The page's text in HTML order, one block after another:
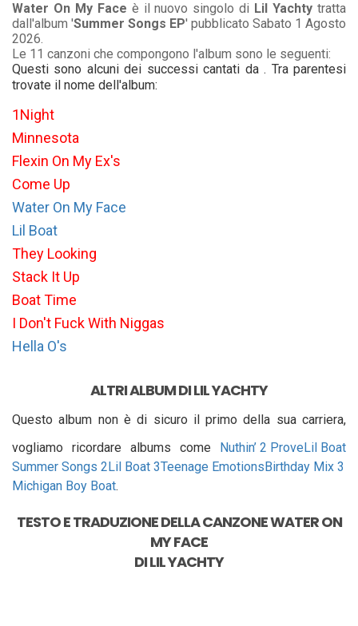
Water On My Face è il nuovo singolo di Lil Yachty tratta
dall'album 'Summer Songs EP' pubblicato Sabato 1 Agosto
2026.
Le 11 canzoni che compongono l'album sono le seguenti:
Questi sono alcuni dei successi cantati da . Tra parentesi
trovate il nome dell'album:
1Night
Minnesota
Flexin On My Ex's
Come Up
Water On My Face
Lil Boat
They Looking
Stack It Up
Boat Time
I Don't Fuck With Niggas
Hella O's
ALTRI ALBUM DI LIL YACHTY
Questo album non è di sicuro il primo della sua carriera,
vogliamo ricordare albums come Nuthin’ 2 ProveLil Boat
Summer Songs 2Lil Boat 3Teenage EmotionsBirthday Mix 3
Michigan Boy Boat.
TESTO E TRADUZIONE DELLA CANZONEWATER ON
MY FACE
DILIL YACHTY